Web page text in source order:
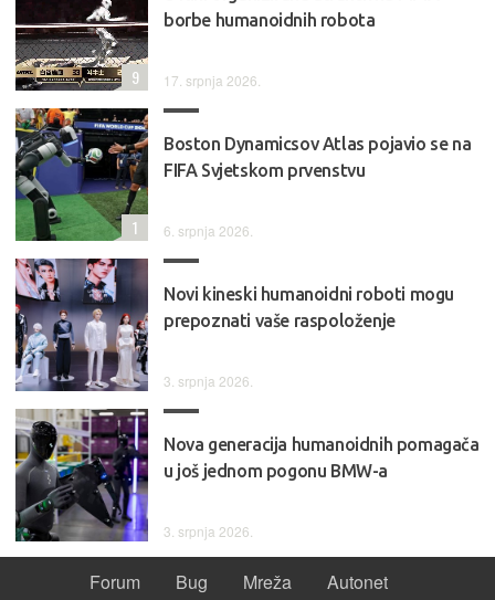
borbe humanoidnih robota
17. srpnja 2026.
9
Boston Dynamicsov Atlas pojavio se na
FIFA Svjetskom prvenstvu
6. srpnja 2026.
1
Novi kineski humanoidni roboti mogu
prepoznati vaše raspoloženje
3. srpnja 2026.
Nova generacija humanoidnih pomagača
u još jednom pogonu BMW-a
3. srpnja 2026.
Forum Bug Mreža
Autonet